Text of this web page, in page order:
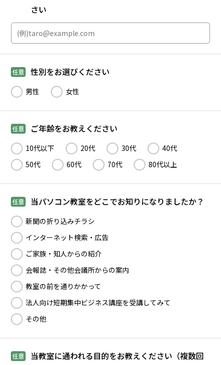
さい
任意 性別をお選びください
男性 女性
任意 ご年齢をお教えください
10代以下 20代 30代
40代
50代
60代 70代 80代以上
任意 当パソコン教室をどこでお知りになりましたか？
新聞の折り込みチラシ
インターネット検索・広告
ご家族・知人からの紹介
会報誌・その他会議所からの案内
教室の前を通りかかって
法人向け短期集中ビジネス講座を受講してみて
その他
任意
当教室に通われる目的をお教えください（複数回